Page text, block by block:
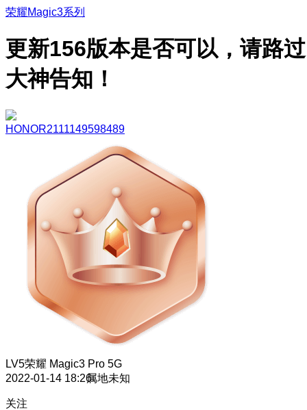
荣耀Magic3系列
更新156版本是否可以，请路过
大神告知！
HONOR2111149598489
LV5荣耀 Magic3 Pro 5G
2022-01-14 18:26属地未知
关注